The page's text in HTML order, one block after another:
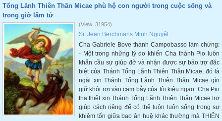
Tổng Lãnh Thiên Thần Micae phù hộ con người trong cuộc sống và
trong giờ lâm tử
(View: 31954)
Sr. Jean Berchmans Minh Nguyệt
Cha Gabriele Bove thành Campobasso làm chứng:
- Một trong những lý do khiến Cha thánh Pio luôn
khẩn cầu sự giúp đỡ và nhận được sự bảo trợ đặc
biệt của Thánh Tổng Lãnh Thiên Thần Micae, đó là
ngài xin Thánh Tổng Lãnh Thiên Thần Micae gìn
giữ khỏi rơi vào cạm bẫy của tội kiêu ngạo. Cha Pio
tha thiết xin Thánh Tổng Lãnh Thiên Thần Micae trợ
giúp cách riêng để có thể luôn luôn sống trong sự
khiêm tốn giữa bao ân huệ khác thường mà THIÊN